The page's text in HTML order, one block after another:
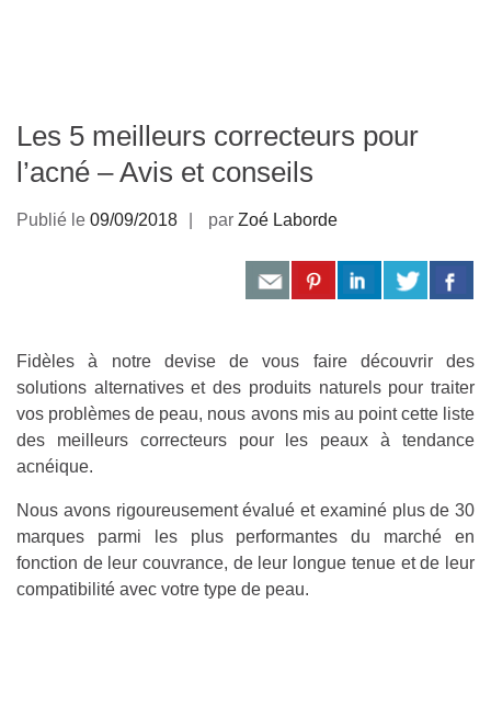
Les 5 meilleurs correcteurs pour
l’acné – Avis et conseils
Publié le 09/09/2018 par Zoé Laborde
Fidèles à notre devise de vous faire découvrir des
solutions alternatives et des produits naturels pour traiter
vos problèmes de peau, nous avons mis au point cette liste
des meilleurs correcteurs pour les peaux à tendance
acnéique.
Nous avons rigoureusement évalué et examiné plus de 30
marques parmi les plus performantes du marché en
fonction de leur couvrance, de leur longue tenue et de leur
compatibilité avec votre type de peau.